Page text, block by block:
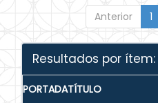
Anterior 1
Resultados por ítem:
PORTADATÍTULO